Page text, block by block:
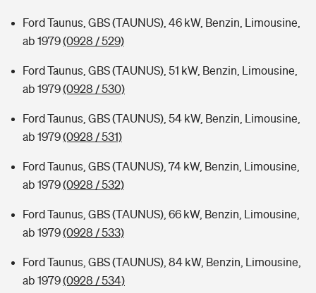
Ford Taunus, GBS (TAUNUS), 46 kW, Benzin, Limousine,
ab 1979(0928 / 529)
Ford Taunus, GBS (TAUNUS), 51 kW, Benzin, Limousine,
ab 1979(0928 / 530)
Ford Taunus, GBS (TAUNUS), 54 kW, Benzin, Limousine,
ab 1979(0928 / 531)
Ford Taunus, GBS (TAUNUS), 74 kW, Benzin, Limousine,
ab 1979(0928 / 532)
Ford Taunus, GBS (TAUNUS), 66 kW, Benzin, Limousine,
ab 1979(0928 / 533)
Ford Taunus, GBS (TAUNUS), 84 kW, Benzin, Limousine,
ab 1979(0928 / 534)